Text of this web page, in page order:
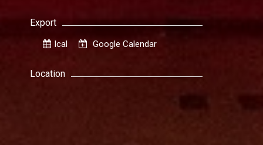
Export
Ical Google Calendar
Location